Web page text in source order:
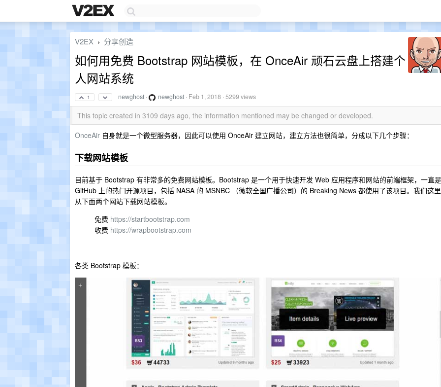
V2EX › 分享创造
如何用免费 Bootstrap 网站模板，在 OnceAir 顽石云盘上搭建个
人网站系统
1 newghost · newghost · Feb 1, 2018 · 5299 views
This topic created in 3109 days ago, the information mentioned may be changed or developed.
OnceAir 自身就是一个微型服务器，因此可以使用 OnceAir 建立网站，建立方法也很简单，分成以下几个步骤：
下载网站模板
目前基于 Bootstrap 有非常多的免费网站模板。Bootstrap 是一个用于快速开发 Web 应用程序和网站的前端框架，一直是
GitHub 上的热门开源项目，包括 NASA 的 MSNBC （微软全国广播公司）的 Breaking News 都使用了该项目。我们这里
从下面两个网站下载网站模板。
免费 https://startbootstrap.com
收费 https://wrapbootstrap.com
各类 Bootstrap 模板：